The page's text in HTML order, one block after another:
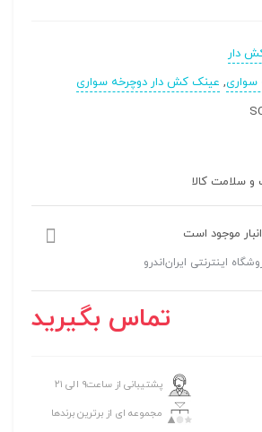
دار
سواری, عینک کش دار دوچرخه سواری
سلامت کالا
اینترنتی ایران‌اندرو
تماس بگیرید
پشتیبانی از ساعت۹ الی ۲۱
مجموعه ای از برترین برندها